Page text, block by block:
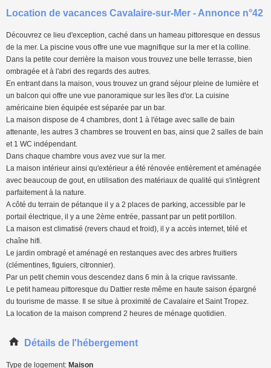
Location de vacances Cavalaire-sur-Mer - Annonce n°42
Découvrez ce lieu d'exception, caché dans un hameau pittoresque en dessus
de la mer. La piscine vous offre une vue magnifique sur la mer et la colline.
Dans la petite cour derrière la maison vous trouvez une belle terrasse, bien
ombragée et à l'abri des regards des autres.
En entrant dans la maison, vous trouvez un grand séjour pleine de lumière et
un balcon qui offre une vue panoramique sur les îles d'or. La cuisine
américaine bien équipée est séparée par un bar.
La maison dispose de 4 chambres, dont 1 à l'étage avec salle de bain
attenante, les autres 3 chambres se trouvent en bas, ainsi que 2 salles de bain
et 1 WC indépendant.
Dans chaque chambre vous avez vue sur la mer.
La maison intérieur ainsi qu'extérieur a été rénovée entièrement et aménagée
avec beaucoup de gout, en utilisation des matériaux de qualité qui s'intègrent
parfaitement à la nature.
A côté du terrain de pétanque il y a 2 places de parking, accessible par le
portail électrique, il y a une 2ème entrée, passant par un petit portillon.
La maison est climatisé (revers chaud et froid), il y a accès internet, télé et
chaîne hifi.
Le jardin ombragé et aménagé en restanques avec des arbres fruitiers
(clémentines, figuiers, citronnier).
Par un petit chemin vous descendez dans 6 min à la crique ravissante.
Le petit hameau pittoresque du Dattier reste même en haute saison épargné
du tourisme de masse. Il se situe à proximité de Cavalaire et Saint Tropez.
La location de la maison comprend 2 heures de ménage quotidien.
Détails de l'hébergement
Type de logement: Maison